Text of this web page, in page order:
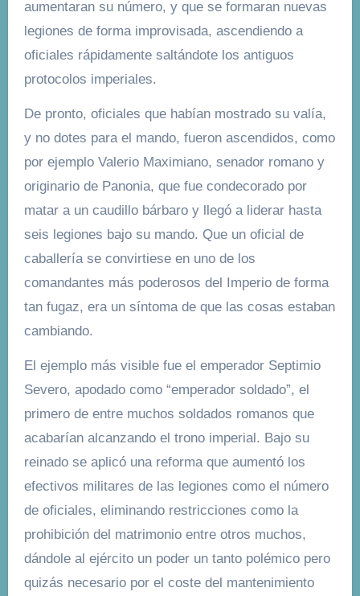
aumentaran su número, y que se formaran nuevas
legiones de forma improvisada, ascendiendo a
oficiales rápidamente saltándote los antiguos
protocolos imperiales.
De pronto, oficiales que habían mostrado su valía,
y no dotes para el mando, fueron ascendidos, como
por ejemplo Valerio Maximiano, senador romano y
originario de Panonia, que fue condecorado por
matar a un caudillo bárbaro y llegó a liderar hasta
seis legiones bajo su mando. Que un oficial de
caballería se convirtiese en uno de los
comandantes más poderosos del Imperio de forma
tan fugaz, era un síntoma de que las cosas estaban
cambiando.
El ejemplo más visible fue el emperador Septimio
Severo, apodado como “emperador soldado”, el
primero de entre muchos soldados romanos que
acabarían alcanzando el trono imperial. Bajo su
reinado se aplicó una reforma que aumentó los
efectivos militares de las legiones como el número
de oficiales, eliminando restricciones como la
prohibición del matrimonio entre otros muchos,
dándole al ejército un poder un tanto polémico pero
quizás necesario por el coste del mantenimiento